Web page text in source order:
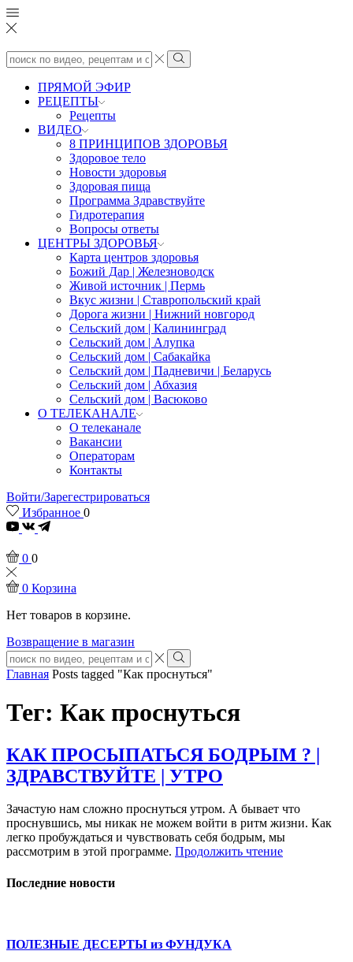
Search
input
Search
ПРЯМОЙ ЭФИР
РЕЦЕПТЫ
Рецепты
ВИДЕО
8 ПРИНЦИПОВ ЗДОРОВЬЯ
Здоровое тело
Новости здоровья
Здоровая пища
Программа Здравствуйте
Гидротерапия
Вопросы ответы
ЦЕНТРЫ ЗДОРОВЬЯ
Карта центров здоровья
Божий Дар | Железноводск
Живой источник | Пермь
Вкус жизни | Ставропольский край
Дорога жизни | Нижний новгород
Сельский дом | Калининград
Сельский дом | Алупка
Сельский дом | Сабакайка
Сельский дом | Падневичи | Беларусь
Сельский дом | Абхазия
Сельский дом | Васюково
О ТЕЛЕКАНАЛЕ
О телеканале
Вакансии
Операторам
Контакты
Войти/Зарегестрироваться
Избранное 0
Youtube
0 0
0 Корзина
Нет товаров в корзине.
Возвращение в магазин
Search
input
Search
Главная Posts tagged "Как проснуться"
Тег: Как проснуться
КАК ПРОСЫПАТЬСЯ БОДРЫМ ? |
ЗДРАВСТВУЙТЕ | УТРО
Зачастую нам сложно проснуться утром. А бывает что
проснувшись, мы никак не можем войти в ритм жизни. Как
легко пробуждаться и чувствовать себя бодрым, мы
рассмотрим в этой программе. Продолжить чтение
Последние новости
ПОЛЕЗНЫЕ ДЕСЕРТЫ из ФУНДУКА